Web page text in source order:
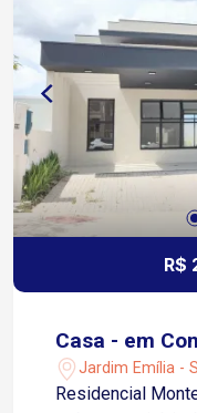
restaurantes e
minutos das
contato e agende
R$
Casa - em
Jardim Emília -
Residencial